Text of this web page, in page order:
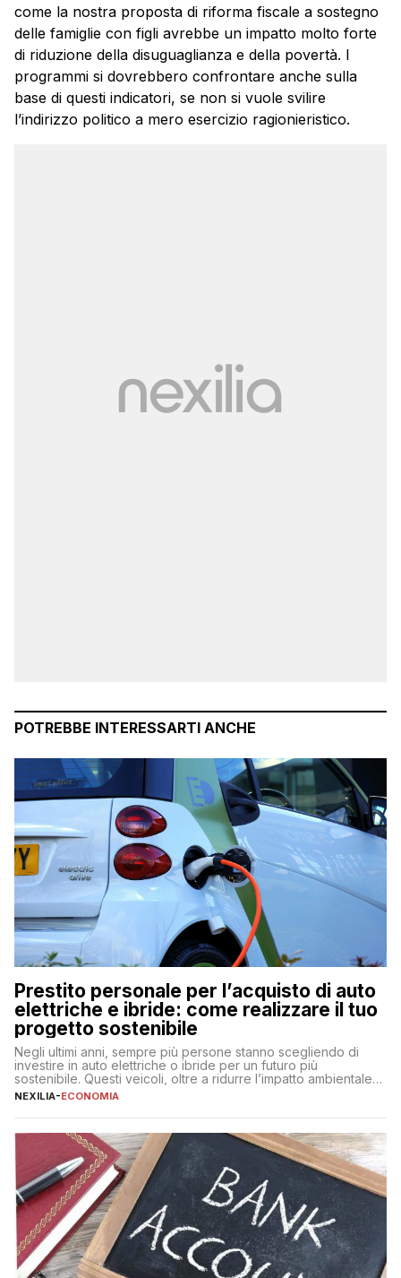
come la nostra proposta di riforma fiscale a sostegno
delle famiglie con figli avrebbe un impatto molto forte
di riduzione della disuguaglianza e della povertà. I
programmi si dovrebbero confrontare anche sulla
base di questi indicatori, se non si vuole svilire
l’indirizzo politico a mero esercizio ragionieristico.
POTREBBE INTERESSARTI ANCHE
Prestito personale per l’acquisto di auto
elettriche e ibride: come realizzare il tuo
progetto sostenibile
Negli ultimi anni, sempre più persone stanno scegliendo di
investire in auto elettriche o ibride per un futuro più
sostenibile. Questi veicoli, oltre a ridurre l’impatto ambientale,
offrono vantaggi economici a lungo termine, come minori costi
fare se non […]
NEXILIA-ECONOMIA